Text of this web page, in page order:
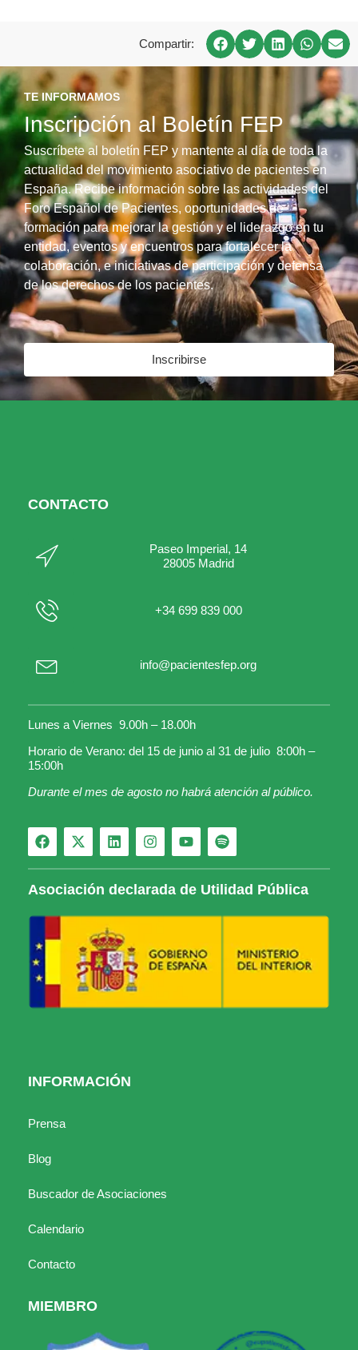
Compartir:
TE INFORMAMOS
Inscripción al Boletín FEP
Suscríbete al boletín FEP y mantente al día de toda la
actualidad del movimiento asociativo de pacientes en
España. Recibe información sobre las actividades del
Foro Español de Pacientes, oportunidades de
formación para mejorar la gestión y el liderazgo en tu
entidad, eventos y encuentros para fortalecer la
colaboración, e iniciativas de participación y defensa
de los derechos de los pacientes.
Inscribirse
CONTACTO
Paseo Imperial, 14
28005 Madrid
+34 699 839 000
info@pacientesfep.org
Lunes a Viernes 9.00h – 18.00h
Horario de Verano: del 15 de junio al 31 de julio 8:00h –
15:00h
Durante el mes de agosto no habrá atención al público.
Asociación declarada de Utilidad Pública
INFORMACIÓN
Prensa
Blog
Buscador de Asociaciones
Calendario
Contacto
MIEMBRO